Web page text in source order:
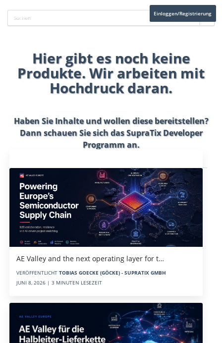
Einloggen/Registrierung
Hier gibt es noch keine
Produkte. Wir arbeiten mit
Hochdruck daran.
Haben Sie Inhalte und wollen diese bereitstellen?
Dann schauen Sie sich dasSupraTix Developer
Programman.
AE Valley and the next operating layer for t…
VERÖFFENTLICHT TOBIAS GOECKE (GÖCKE) - SUPRATIX GMBH
JUNI 8, 2026 | 3 MINUTEN LESEZEIT